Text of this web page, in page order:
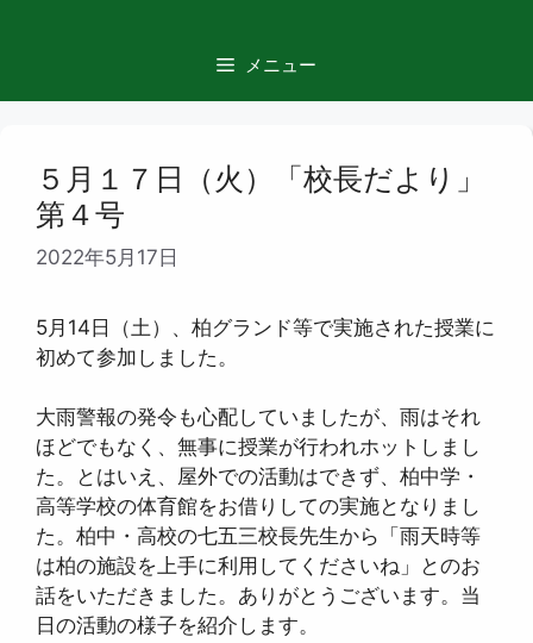
ン
メニュー
５月１７日（火）「校長だより」
第４号
2022年5月17日
5月14日（土）、柏グランド等で実施された授業に
初めて参加しました。
大雨警報の発令も心配していましたが、雨はそれ
ほどでもなく、無事に授業が行われホットしまし
た。とはいえ、屋外での活動はできず、柏中学・
高等学校の体育館をお借りしての実施となりまし
た。柏中・高校の七五三校長先生から「雨天時等
は柏の施設を上手に利用してくださいね」とのお
話をいただきました。ありがとうございます。当
日の活動の様子を紹介します。